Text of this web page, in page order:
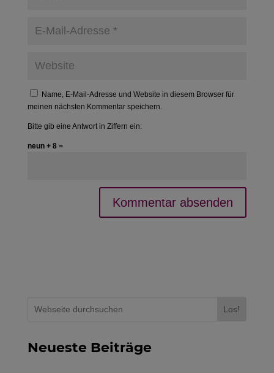
Name, E-Mail-Adresse und Website in diesem Browser für
meinen nächsten Kommentar speichern.
Bitte gib eine Antwort in Ziffern ein:
neun + 8 =
Los!
Neueste Beiträge